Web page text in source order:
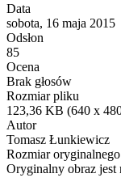
Data
sobota, 16 maja 2015
Odsłon
85
Ocena
Brak głosów
Rozmiar pliku
123,36 KB (640 x
Autor
Tomasz Łunkiewicz
Rozmiar
Oryginalny obraz